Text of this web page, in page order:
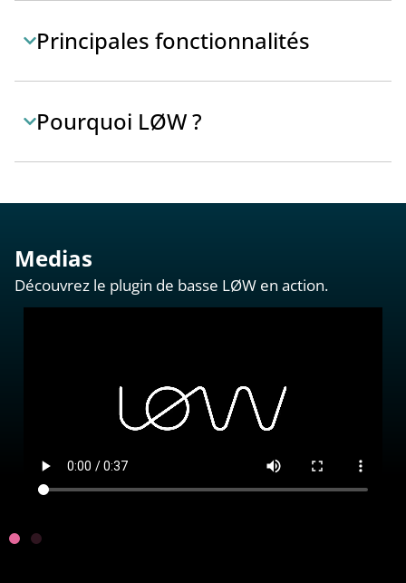
Principales fonctionnalités
Pourquoi LØW ?
Medias
Découvrez le plugin de basse LØW en action.